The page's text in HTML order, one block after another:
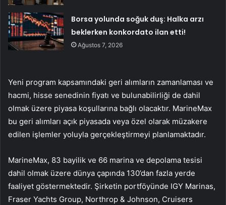
Borsa yolunda soğuk duş: Halka arzı
beklerken konkordato ilan etti!
Ağustos 7, 2026
Yeni program kapsamındaki geri alımların zamanlaması ve
hacmi, hisse senedinin fiyatı ve bulunabilirliği de dahil
olmak üzere piyasa koşullarına bağlı olacaktır. MarineMax
bu geri alımları açık piyasada veya özel olarak müzakere
edilen işlemler yoluyla gerçekleştirmeyi planlamaktadır.
MarineMax, 83 bayilik ve 66 marina ve depolama tesisi
dahil olmak üzere dünya çapında 130’dan fazla yerde
faaliyet göstermektedir. Şirketin portföyünde IGY Marinas,
Fraser Yachts Group, Northrop & Johnson, Cruisers